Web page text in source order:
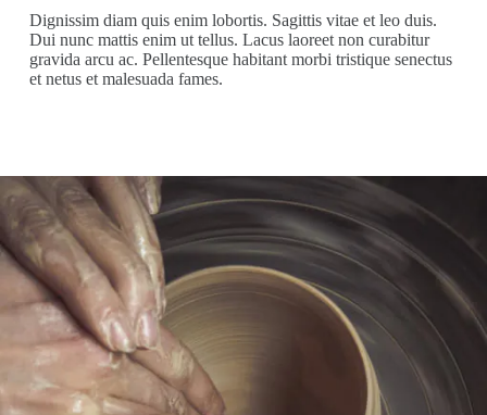
Dignissim diam quis enim lobortis. Sagittis vitae et leo duis.
Dui nunc mattis enim ut tellus. Lacus laoreet non curabitur
gravida arcu ac. Pellentesque habitant morbi tristique senectus
et netus et malesuada fames.